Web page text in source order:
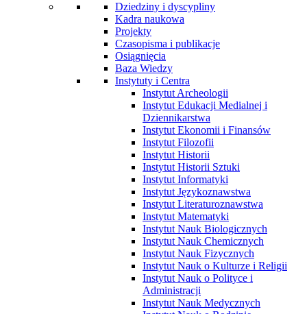
Dziedziny i dyscypliny
Kadra naukowa
Projekty
Czasopisma i publikacje
Osiągnięcia
Baza Wiedzy
Instytuty i Centra
Instytut Archeologii
Instytut Edukacji Medialnej i
Dziennikarstwa
Instytut Ekonomii i Finansów
Instytut Filozofii
Instytut Historii
Instytut Historii Sztuki
Instytut Informatyki
Instytut Językoznawstwa
Instytut Literaturoznawstwa
Instytut Matematyki
Instytut Nauk Biologicznych
Instytut Nauk Chemicznych
Instytut Nauk Fizycznych
Instytut Nauk o Kulturze i Religii
Instytut Nauk o Polityce i
Administracji
Instytut Nauk Medycznych